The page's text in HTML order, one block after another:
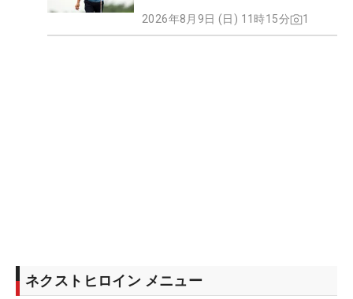
2026年8月9日 (日) 11時15分 1
ネクストヒロイン メニュー